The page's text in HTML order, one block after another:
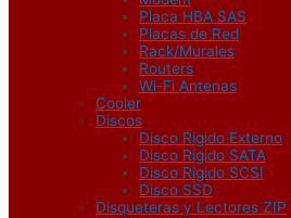
Placa HBA SAS
Placas de Red
Rack/Murales
Routers
Wi-Fi Antenas
Cooler
Discos
Disco Rigido Externo
Disco Rigido SATA
Disco Rigido SCSI
Disco SSD
Disqueteras y Lectores ZIP